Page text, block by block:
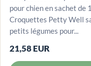
pour chien en sachet de
Croquettes Petty Well
petits légumes pour...
21,58 EUR